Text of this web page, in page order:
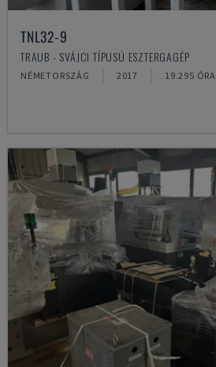
TNL32-9
TRAUB - SVÁJCI TÍPUSÚ ESZTERGAGÉP
NÉMETORSZÁG 2017 19.295 ÓRA